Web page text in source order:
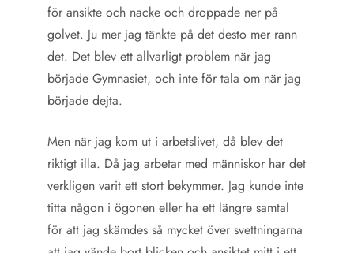
för ansikte och nacke och droppade ner på
golvet. Ju mer jag tänkte på det desto mer rann
det. Det blev ett allvarligt problem när jag
började Gymnasiet, och inte för tala om när jag
började dejta.
Men när jag kom ut i arbetslivet, då blev det
riktigt illa. Då jag arbetar med människor har det
verkligen varit ett stort bekymmer. Jag kunde inte
titta någon i ögonen eller ha ett längre samtal
för att jag skämdes så mycket över svettningarna